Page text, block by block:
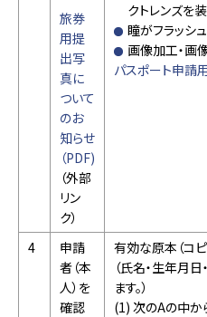
旅券
用提
出写
真に
ついて
のお
知らせ
（PDF)
（外部
リン
ク）
クトレンズを
瞳がフラッシ
画像加工・画
パスポート申請
4
申請
者（本
人）を
確認
有効な原本（コ
（氏名・生年月
ます。）
(1) 次のAの中か